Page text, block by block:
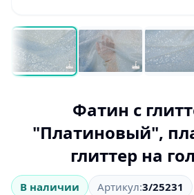
Фатин с
"Платиновый",
глиттер на
В наличии Артикул:3/25231